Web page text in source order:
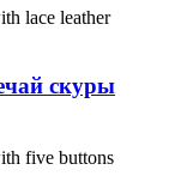
скуры